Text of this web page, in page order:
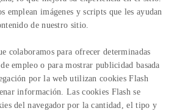
emplean imágenes y scripts que les ayudan
de nuestro sitio.
colaboramos para ofrecer determinadas
empleo o para mostrar publicidad basada
por la web utilizan cookies Flash
información. Las cookies Flash se
del navegador por la cantidad, el tipo y